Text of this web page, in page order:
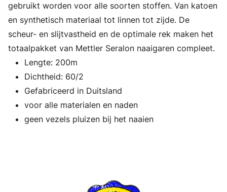
gebruikt worden voor alle soorten stoffen. Van katoen
en synthetisch materiaal tot linnen tot zijde. De
scheur- en slijtvastheid en de optimale rek maken het
totaalpakket van Mettler Seralon naaigaren compleet.
Lengte: 200m
Dichtheid: 60/2
Gefabriceerd in Duitsland
voor alle materialen en naden
geen vezels pluizen bij het naaien